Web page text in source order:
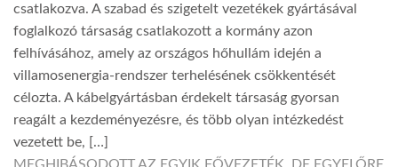
csatlakozva. A szabad és szigetelt vezetékek gyártásával
foglalkozó társaság csatlakozott a kormány azon
felhívásához, amely az országos hőhullám idején a
villamosenergia-rendszer terhelésének csökkentését
célozta. A kábelgyártásban érdekelt társaság gyorsan
reagált a kezdeményezésre, és több olyan intézkedést
vezetett be, […]
MEGHIBÁSODOTT AZ EGYIK FŐVEZETÉK, DE EGYELŐRE